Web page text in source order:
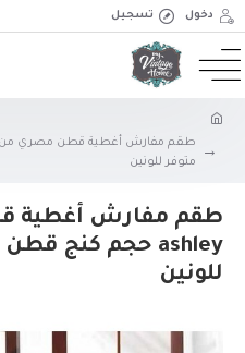
دخول تسجيل
متوفر للونين
للونين